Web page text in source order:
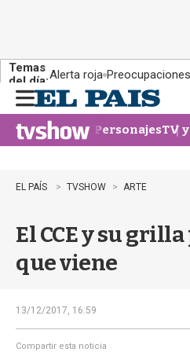
Temas
del día:Alerta roja
n
u
PersonajesTV
EL PAÍS TVSHOW ARTE
El CCE y su
que viene
13/12/2017, 16:59
Compartir esta noticia